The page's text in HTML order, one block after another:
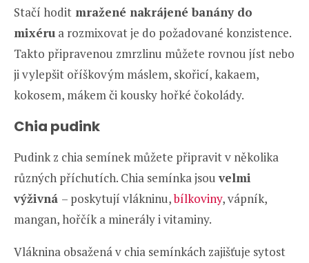
Stačí hodit mražené nakrájené banány do
mixéru a rozmixovat je do požadované konzistence.
Takto připravenou zmrzlinu můžete rovnou jíst nebo
ji vylepšit oříškovým máslem, skořicí, kakaem,
kokosem, mákem či kousky hořké čokolády.
Chia pudink
Pudink z chia semínek můžete připravit v několika
různých příchutích. Chia semínka jsou velmi
výživná – poskytují vlákninu,bílkoviny, vápník,
mangan, hořčík a minerály i vitaminy.
Vláknina obsažená v chia semínkách zajišťuje sytost